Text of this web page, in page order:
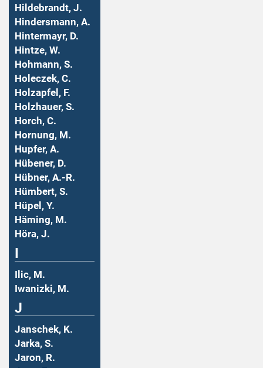
Hildebrandt, J.
Hindersmann, A.
Hintermayr, D.
Hintze, W.
Hohmann, S.
Holeczek, C.
Holzapfel, F.
Holzhauer, S.
Horch, C.
Hornung, M.
Hupfer, A.
Hübener, D.
Hübner, A.-R.
Hümbert, S.
Hüpel, Y.
Häming, M.
Höra, J.
Ilic, M.
Iwanizki, M.
J
Janschek, K.
Jarka, S.
Jaron, R.